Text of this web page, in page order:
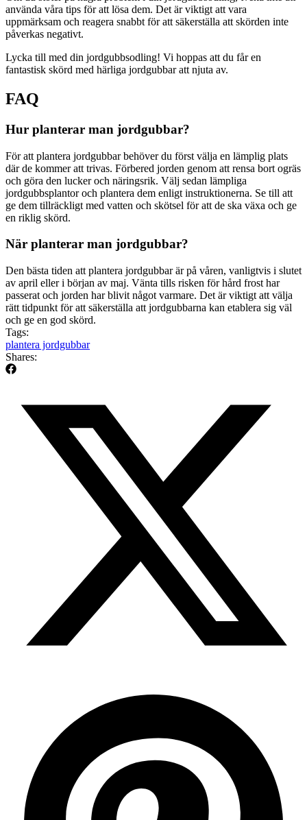
använda våra tips för att lösa dem. Det är viktigt att vara
uppmärksam och reagera snabbt för att säkerställa att skörden inte
påverkas negativt.
Lycka till med din jordgubbsodling! Vi hoppas att du får en
fantastisk skörd med härliga jordgubbar att njuta av.
FAQ
Hur planterar man jordgubbar?
För att plantera jordgubbar behöver du först välja en lämplig plats
där de kommer att trivas. Förbered jorden genom att rensa bort ogräs
och göra den lucker och näringsrik. Välj sedan lämpliga
jordgubbsplantor och plantera dem enligt instruktionerna. Se till att
ge dem tillräckligt med vatten och skötsel för att de ska växa och ge
en riklig skörd.
När planterar man jordgubbar?
Den bästa tiden att plantera jordgubbar är på våren, vanligtvis i slutet
av april eller i början av maj. Vänta tills risken för hård frost har
passerat och jorden har blivit något varmare. Det är viktigt att välja
rätt tidpunkt för att säkerställa att jordgubbarna kan etablera sig väl
och ge en god skörd.
Tags:
plantera jordgubbar
Shares: